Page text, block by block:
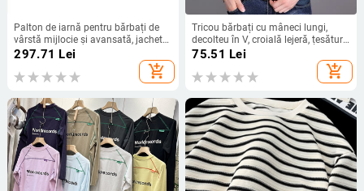
Palton de iarnă pentru bărbați de
vârstă mijlocie și avansată, jachetă
din bumbac gros cu căptușeală de
297.71 Lei
add_shopping_cart
Tricou bărbați cu mâneci lungi,
decolteu în V, croială lejeră, țesătură
din amestec poliester-sintetic,
țesătură subțire, elasticitate ridicată
75.51 Lei
add_shopping_cart